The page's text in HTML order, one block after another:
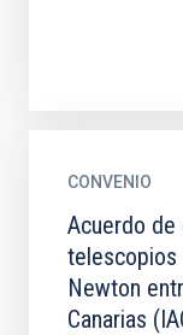
CONVENIO
Acuerdo
telescopios
Newton
Canarias